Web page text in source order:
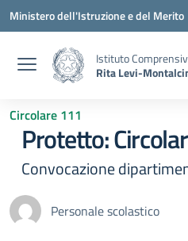
Vai ai contenuti
Vai al menu di navigazione
Vai al footer
Ministero dell'Istruzione e del Merito
Istituto
Rita Levi-
Circolare 111
Protetto:
Convocazione
Personale scolastico